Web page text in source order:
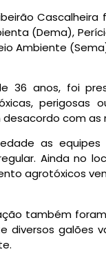
(Dema),
Ambiente
36 anos, foi
com as
as
Ainda no
agrotóxicos
também
diversos galões